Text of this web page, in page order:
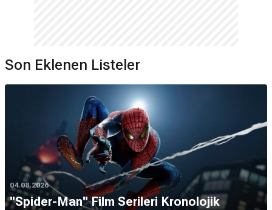
Son Eklenen Listeler
04.08.2026
''Spider-Man'' Film Serileri Kronolojik